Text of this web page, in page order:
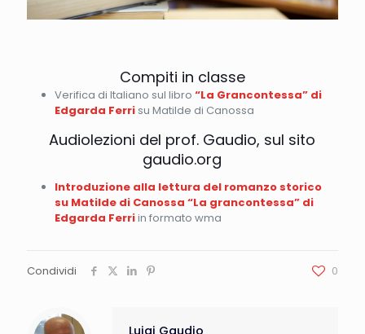
Compiti in classe
Verifica di Italiano sul libro “La Grancontessa” di
Edgarda Ferrisu Matilde di Canossa
Audiolezioni del prof. Gaudio, sul sito
gaudio.org
Introduzione alla lettura del romanzo storico
su Matilde di Canossa “La grancontessa” di
Edgarda Ferriin formato wma
Condividi 0
Luigi Gaudio